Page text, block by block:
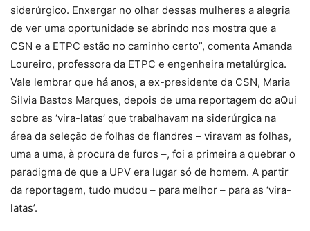
siderúrgico. Enxergar no olhar dessas mulheres a alegria
de ver uma oportunidade se abrindo nos mostra que a
CSN e a ETPC estão no caminho certo”, comenta Amanda
Loureiro, professora da ETPC e engenheira metalúrgica.
Vale lembrar que há anos, a ex-presidente da CSN, Maria
Silvia Bastos Marques, depois de uma reportagem do aQui
sobre as ‘vira-latas’ que trabalhavam na siderúrgica na
área da seleção de folhas de flandres – viravam as folhas,
uma a uma, à procura de furos –, foi a primeira a quebrar o
paradigma de que a UPV era lugar só de homem. A partir
da reportagem, tudo mudou – para melhor – para as ‘vira-
latas’.